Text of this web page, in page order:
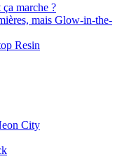
marche ?
mais Glow-in-the-
Resin
City